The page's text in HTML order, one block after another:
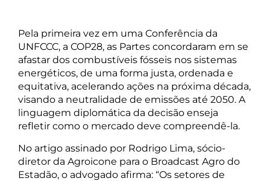
Pela primeira vez em uma Conferência da
UNFCCC, a COP28, as Partes concordaram em se
afastar dos combustíveis fósseis nos sistemas
energéticos, de uma forma justa, ordenada e
equitativa, acelerando ações na próxima década,
visando a neutralidade de emissões até 2050. A
linguagem diplomática da decisão enseja
refletir como o mercado deve compreendê-la.
No artigo assinado por Rodrigo Lima, sócio-
diretor da Agroicone para o Broadcast Agro do
Estadão, o advogado afirma: “Os setores de